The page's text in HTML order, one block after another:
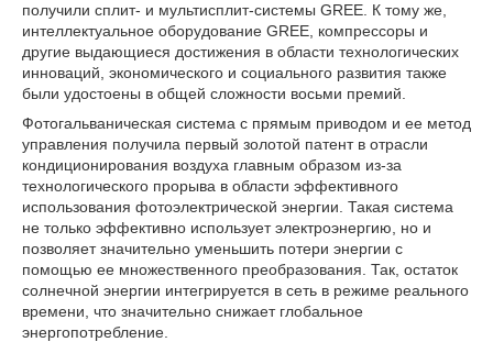
получили сплит- и мультисплит-системы GREE. К тому же,
интеллектуальное оборудование GREE, компрессоры и
другие выдающиеся достижения в области технологических
инноваций, экономического и социального развития также
были удостоены в общей сложности восьми премий.
Фотогальваническая система с прямым приводом и ее метод
управления получила первый золотой патент в отрасли
кондиционирования воздуха главным образом из-за
технологического прорыва в области эффективного
использования фотоэлектрической энергии. Такая система
не только эффективно использует электроэнергию, но и
позволяет значительно уменьшить потери энергии с
помощью ее множественного преобразования. Так, остаток
солнечной энергии интегрируется в сеть в режиме реального
времени, что значительно снижает глобальное
энергопотребление.